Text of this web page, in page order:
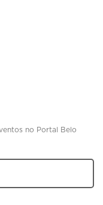
no Portal Belo